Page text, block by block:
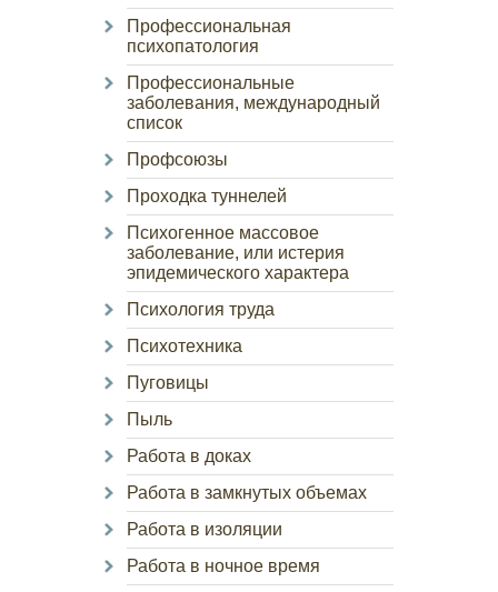
Профессиональная
психопатология
Профессиональные
заболевания, международный
список
Профсоюзы
Проходка туннелей
Психогенное массовое
заболевание, или истерия
эпидемического характера
Психология труда
Психотехника
Пуговицы
Пыль
Работа в доках
Работа в замкнутых объемах
Работа в изоляции
Работа в ночное время